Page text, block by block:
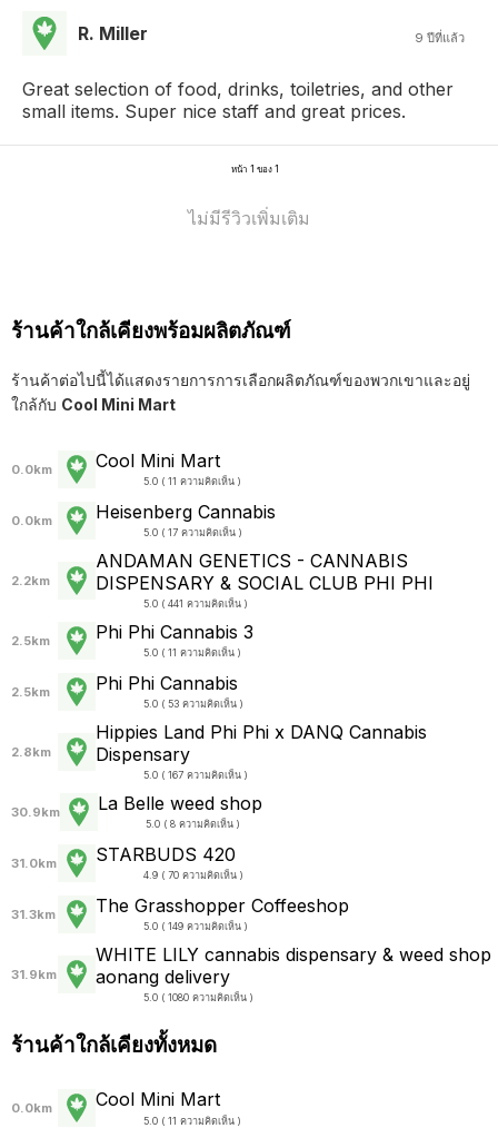
R. Miller 9 ปีที่แล้ว
Great selection of food, drinks, toiletries, and other
small items. Super nice staff and great prices.
หน้า 1 ของ 1
ไม่มีรีวิวเพิ่มเติม
ร้านค้าใกล้เคียงพร้อมผลิตภัณฑ์
ร้านค้าต่อไปนี้ได้แสดงรายการการเลือกผลิตภัณฑ์ของพวกเขาและอยู่
ใกล้กับ Cool Mini Mart
0.0km Cool Mini Mart
5.0 ( 11 ความคิดเห็น )
0.0km Heisenberg Cannabis
5.0 ( 17 ความคิดเห็น )
2.2km
ANDAMAN GENETICS - CANNABIS
DISPENSARY & SOCIAL CLUB PHI PHI
5.0 ( 441 ความคิดเห็น )
2.5km Phi Phi Cannabis 3
5.0 ( 11 ความคิดเห็น )
2.5km Phi Phi Cannabis
5.0 ( 53 ความคิดเห็น )
2.8km
Hippies Land Phi Phi x DANQ Cannabis
Dispensary
5.0 ( 167 ความคิดเห็น )
30.9km La Belle weed shop
5.0 ( 8 ความคิดเห็น )
31.0km STARBUDS 420
4.9 ( 70 ความคิดเห็น )
31.3km The Grasshopper Coffeeshop
5.0 ( 149 ความคิดเห็น )
31.9km
WHITE LILY cannabis dispensary & weed shop
aonang delivery
5.0 ( 1080 ความคิดเห็น )
ร้านค้าใกล้เคียงทั้งหมด
0.0km Cool Mini Mart
5.0 ( 11 ความคิดเห็น )